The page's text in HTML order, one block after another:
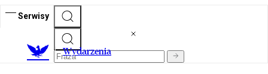
Serwisy
Wydarzenia